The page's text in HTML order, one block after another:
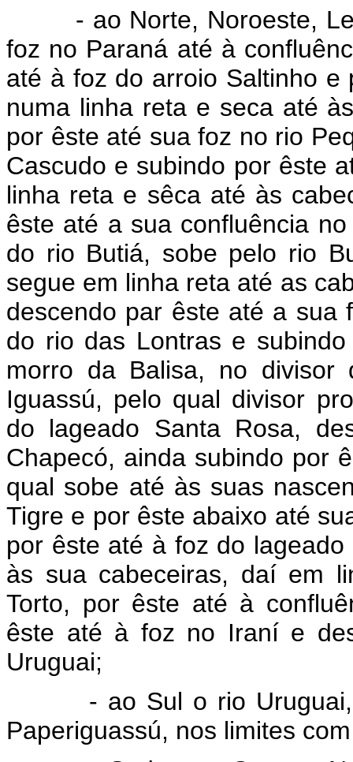
- ao Norte, Noroeste,
foz no Paraná até à
até à foz do arroio Saltinho
numa linha reta e seca até
por êste até sua foz no rio
Cascudo e subindo por êste
linha reta e sêca até às
êste até a sua confluência
do rio Butiá, sobe pelo rio
segue em linha reta até as
descendo par êste até a sua
do rio das Lontras e
morro da Balisa, no
Iguassú, pelo qual divisor
do lageado Santa Rosa,
Chapecó, ainda subindo por
qual sobe até às suas
Tigre e por êste abaixo até
por êste até à foz do
às sua cabeceiras, daí em
Torto, por êste até à
êste até à foz no Iraní e
Uruguai;
- ao Sul o rio Uruguai,
Paperiguassú, nos limites